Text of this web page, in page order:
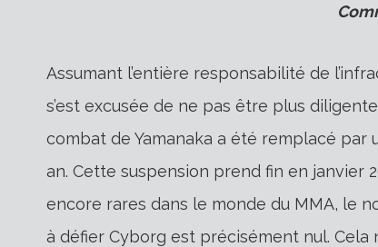
Assumant l’entière responsabilité de
s’est excusée de ne pas être plus
combat de Yamanaka a été remplacé
an. Cette suspension prend fin en janvier
encore rares dans le monde du MMA, le
à défier Cyborg est précisément nul.